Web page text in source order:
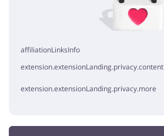
affiliationLinksInfo
extension.extensionLanding.privacy.content
extension.extensionLanding.privacy.more